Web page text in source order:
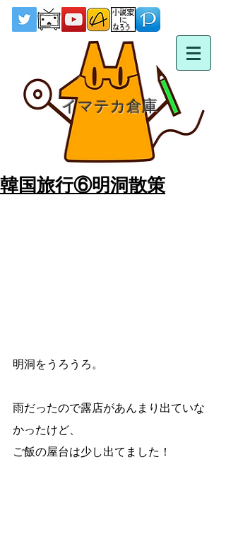
イマテカ倉庫
韓国旅行⑥明洞散策
明洞をうろうろ。
雨だったので露店があんまり出ていな
かったけど、
ご飯の屋台は少し出てました！